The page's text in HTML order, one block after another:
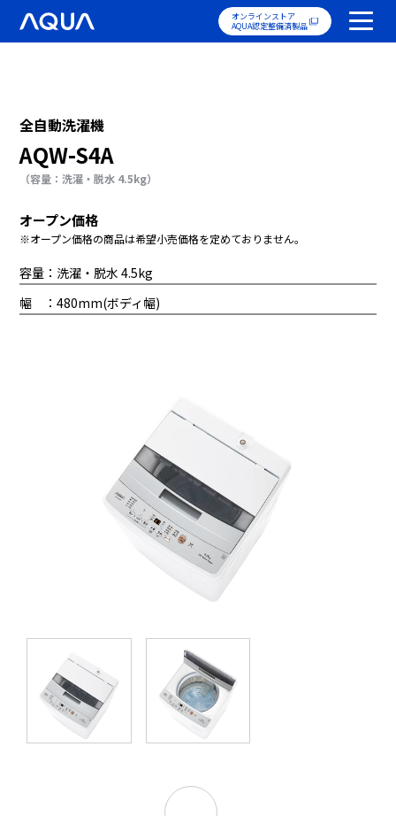
オンラインストア
AQUA認定整備済製品
全自動洗濯機
AQW-S4A
（容量：洗濯・脱水 4.5kg）
オープン価格
※オープン価格の商品は希望小売価格を定めておりません。
容量：洗濯・脱水 4.5kg
幅 ：480mm(ボディ幅)